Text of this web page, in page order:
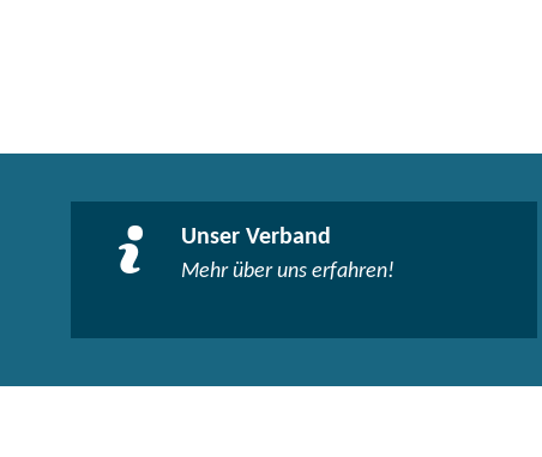
Unser Verband
Mehr über uns erfahren!